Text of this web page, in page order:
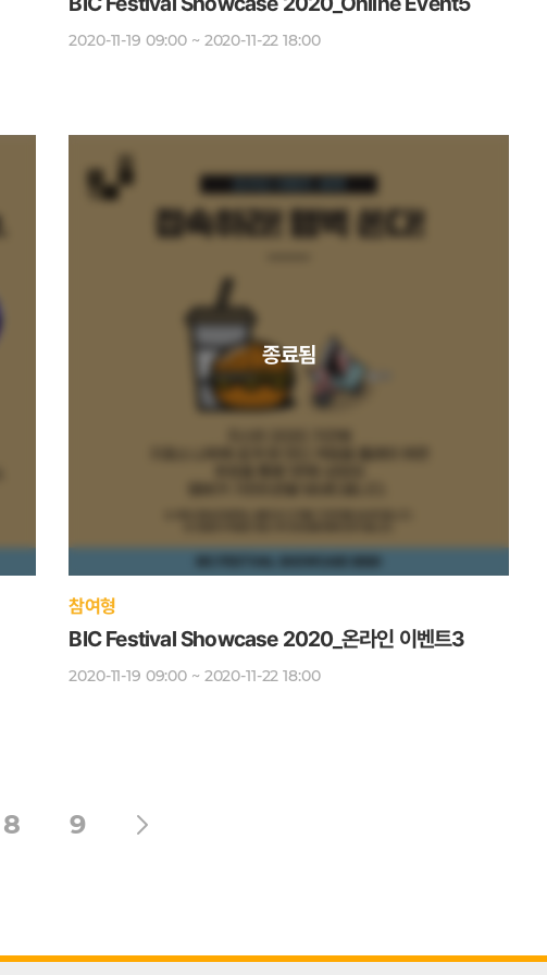
2020-11-19 09:00 ~ 2020-11-22 18:00
참여형
BIC Festival Showcase 2020_온라인 이벤트3
2020-11-19 09:00 ~ 2020-11-22 18:00
8 9